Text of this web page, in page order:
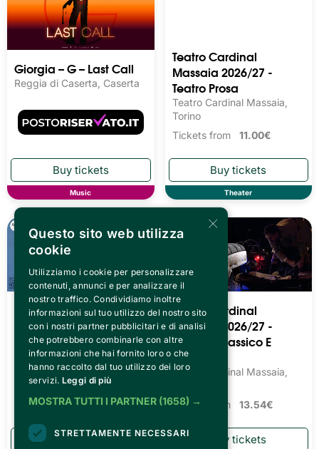
Giorgia – G – Last Call
Reggia di Caserta, Caserta
Music
Teatro Cardinal
Massaia 2026/27 -
Teatro Prosa
Teatro Cardinal Massaia,
Torino
Tickets from 11.00€
Theater
Teatro Cardinal
Massaia 2026/27 -
Teatro Prosa Dialettale
Teatro Cardinal Massaia,
Torino
Tickets from13.54€
Teatro Cardinal
Massaia 2026/27 -
Balletto Classico E
Moderno
Teatro Cardinal Massaia,
Tickets from 13.54€
×
Questo sito web utilizza
cookie
Utilizziamo i cookie per personalizzare
contenuti, annunci e per analizzare il
nostro traffico. Condividiamo inoltre
informazioni sul tuo utilizzo del nostro sito
con i nostri partner pubblicitari e di analisi
che potrebbero combinarle con altre
informazioni che hai fornito loro o che
hanno raccolto dal tuo utilizzo dei loro
servizi. Leggi di più
MOSTRA TUTTI I PARTNER (1658) →
STRETTAMENTE NECESSARI